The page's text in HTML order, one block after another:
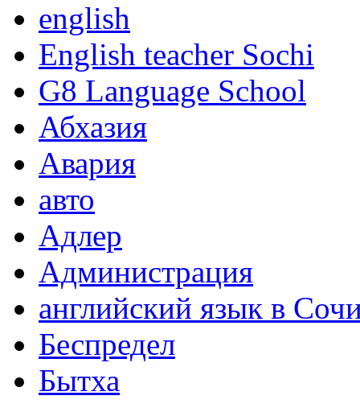
english
English teacher Sochi
G8 Language School
Абхазия
Авария
авто
Адлер
Администрация
английский язык в
Беспредел
Бытха